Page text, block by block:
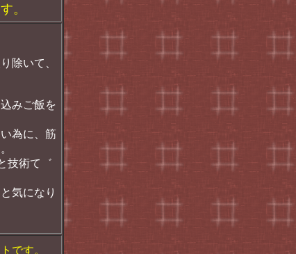
。
除いて、
みご飯を
為に、筋
技術て゛
気になり
です。